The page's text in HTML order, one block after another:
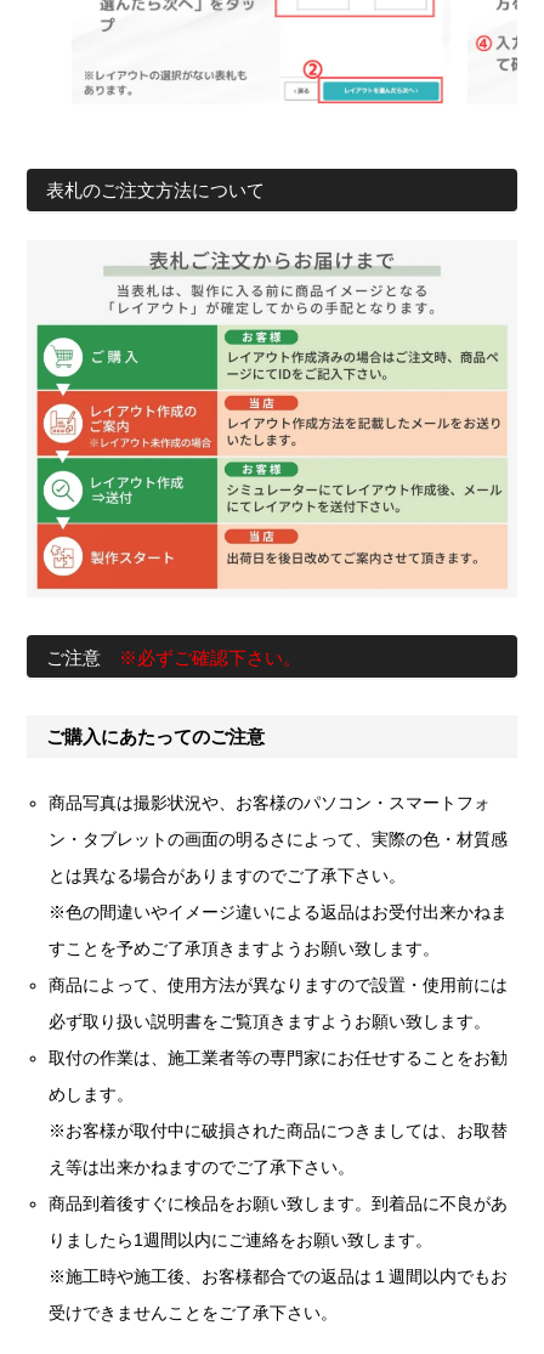
表札のご注文方法について
ご注意 ※必ずご確認下さい。
ご購入にあたってのご注意
商品写真は撮影状況や、お客様のパソコン・スマートフォ
ン・タブレットの画面の明るさによって、実際の色・材質感
とは異なる場合がありますのでご了承下さい。
※色の間違いやイメージ違いによる返品はお受付出来かねま
すことを予めご了承頂きますようお願い致します。
商品によって、使用方法が異なりますので設置・使用前には
必ず取り扱い説明書をご覧頂きますようお願い致します。
取付の作業は、施工業者等の専門家にお任せすることをお勧
めします。
※お客様が取付中に破損された商品につきましては、お取替
え等は出来かねますのでご了承下さい。
商品到着後すぐに検品をお願い致します。到着品に不良があ
りましたら1週間以内にご連絡をお願い致します。
※施工時や施工後、お客様都合での返品は１週間以内でもお
受けできませんことをご了承下さい。